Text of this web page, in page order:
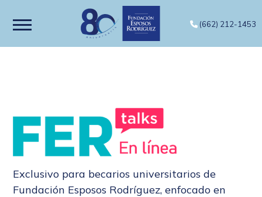
(662) 212-1453
Exclusivo para becarios universitarios de
Fundación Esposos Rodríguez, enfocado en